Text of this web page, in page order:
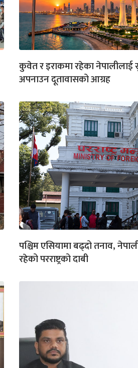
कुवेत र इराकमा रहेका नेपालीलाई
अपनाउन दूतावासको आग्रह
पश्चिम एसियामा बढ्दो तनाव,
रहेको परराष्ट्रको दाबी